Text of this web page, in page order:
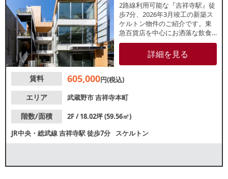
2路線利用可能な『吉祥寺駅』徒
歩7分、2026年3月竣工の新築ス
ケルトン物件のご紹介です。東
急百貨店を中心にお洒落な飲食
店やサロン、アパレル店が集ま
るエリアで平日・休日問わず集
客が期待できます。他区画では
入居予定！隣区画や他階のテナ
気軽にお問合せください。
詳細を見る
賃料 605,000円(税込)
エリア
武蔵野市吉祥寺本町
階数/面積
2F / 18.02坪 (59.56㎡)
JR中央・総武線吉祥寺駅徒歩7分 スケルトン